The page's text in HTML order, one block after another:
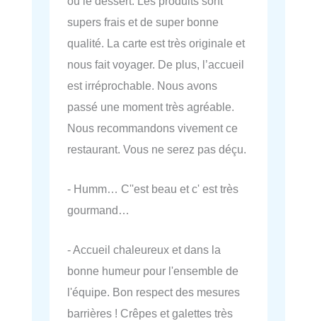
supers frais et de super bonne
qualité. La carte est très originale et
nous fait voyager. De plus, l’accueil
est irréprochable. Nous avons
passé une moment très agréable.
Nous recommandons vivement ce
restaurant. Vous ne serez pas déçu.
- Humm… C''est beau et c' est très
gourmand…
- Accueil chaleureux et dans la
bonne humeur pour l'ensemble de
l'équipe. Bon respect des mesures
barrières ! Crêpes et galettes très